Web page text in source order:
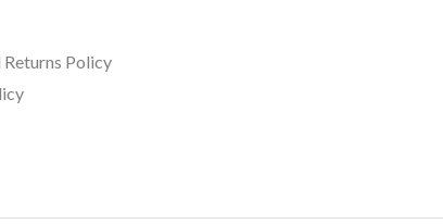
Returns Policy